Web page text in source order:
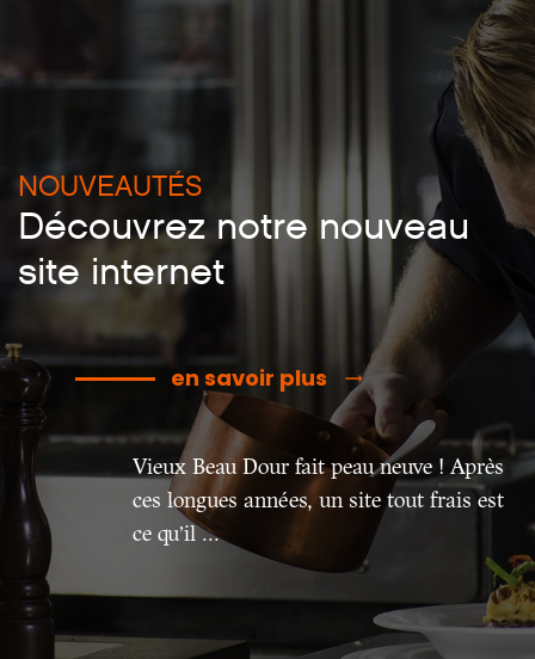
NOUVEAUTÉS
Découvrez notre nouveau
site internet
en savoir plus
Vieux Beau Dour fait peau neuve ! Après
ces longues années, un site tout frais est
ce qu’il ...